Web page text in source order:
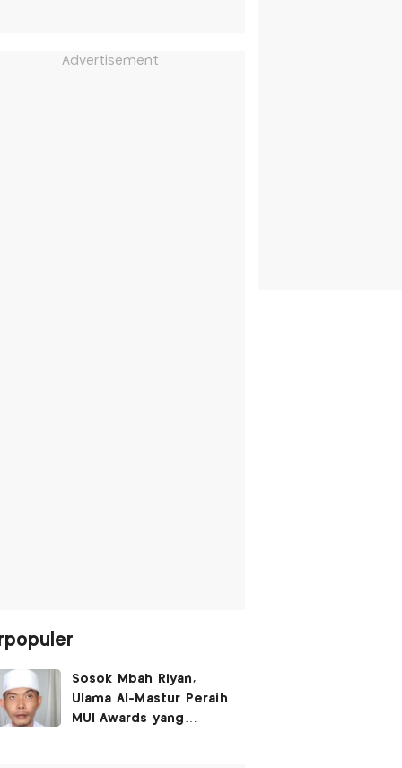
Advertisement
Sosok Mbah Riyan,
Ulama Al-Mastur Peraih
MUI Awards yang